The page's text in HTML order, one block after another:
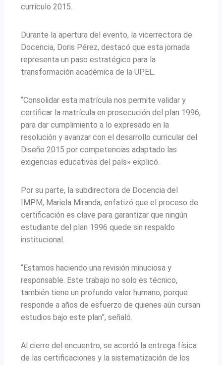
currículo 2015.
Durante la apertura del evento, la vicerrectora de
Docencia, Doris Pérez, destacó que esta jornada
representa un paso estratégico para la
transformación académica de la UPEL.
“Consolidar esta matrícula nos permite validar y
certificar la matrícula en prosecución del plan 1996,
para dar cumplimiento a lo expresado en la
resolución y avanzar con el desarrollo curricular del
Diseño 2015 por competencias adaptado las
exigencias educativas del país» explicó.
Por su parte, la subdirectora de Docencia del
IMPM, Mariela Miranda, enfatizó que el proceso de
certificación es clave para garantizar que ningún
estudiante del plan 1996 quede sin respaldo
institucional.
“Estamos haciendo una revisión minuciosa y
responsable. Este trabajo no solo es técnico,
también tiene un profundo valor humano, porque
responde a años de esfuerzo de quienes aún cursan
estudios bajo este plan”, señaló.
Al cierre del encuentro, se acordó la entrega física
de las certificaciones y la sistematización de los